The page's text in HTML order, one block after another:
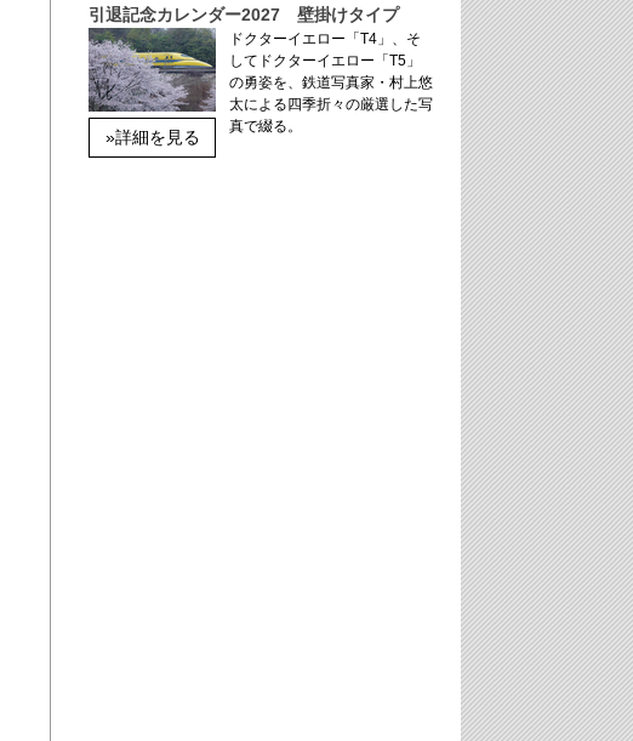
引退記念カレンダー2027 壁掛けタイプ
»詳細を見る
ドクターイエロー「T4」、そ
してドクターイエロー「T5」
の勇姿を、鉄道写真家・村上悠
太による四季折々の厳選した写
真で綴る。